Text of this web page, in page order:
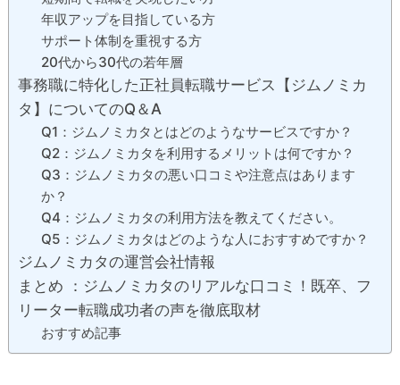
年収アップを目指している方
サポート体制を重視する方
20代から30代の若年層
事務職に特化した正社員転職サービス【ジムノミカ
タ】についてのQ＆A
Q1：ジムノミカタとはどのようなサービスですか？
Q2：ジムノミカタを利用するメリットは何ですか？
Q3：ジムノミカタの悪い口コミや注意点はあります
か？
Q4：ジムノミカタの利用方法を教えてください。
Q5：ジムノミカタはどのような人におすすめですか？
ジムノミカタの運営会社情報
まとめ ：ジムノミカタのリアルな口コミ！既卒、フ
リーター転職成功者の声を徹底取材
おすすめ記事